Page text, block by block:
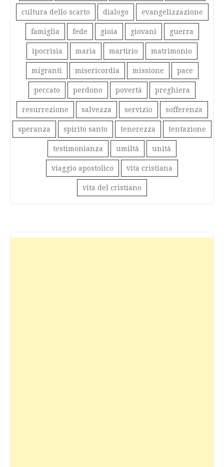
cultura dello scarto dialogo evangelizzazione
famiglia fede gioia giovani guerra
ipocrisia maria martirio matrimonio
migranti misericordia missione pace
peccato perdono povertà preghiera
resurrezione salvezza servizio sofferenza
speranza spirito santo tenerezza tentazione
testimonianza umiltà unità
viaggio apostolico vita cristiana
vita del cristiano